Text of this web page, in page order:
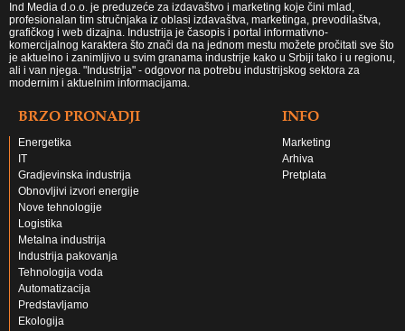
Ind Media d.o.o. je preduzeće za izdavaštvo i marketing koje čini mlad,
profesionalan tim stručnjaka iz oblasi izdavaštva, marketinga, prevodilaštva,
grafičkog i web dizajna. Industrija je časopis i portal informativno-
komercijalnog karaktera što znači da na jednom mestu možete pročitati sve što
je aktuelno i zanimljivo u svim granama industrije kako u Srbiji tako i u regionu,
ali i van njega. "Industrija" - odgovor na potrebu industrijskog sektora za
modernim i aktuelnim informacijama.
BRZO PRONADJI
Energetika
IT
Gradjevinska industrija
Obnovljivi izvori energije
Nove tehnologije
Logistika
Metalna industrija
Industrija pakovanja
Tehnologija voda
Automatizacija
Predstavljamo
Ekologija
INFO
Marketing
Arhiva
Pretplata